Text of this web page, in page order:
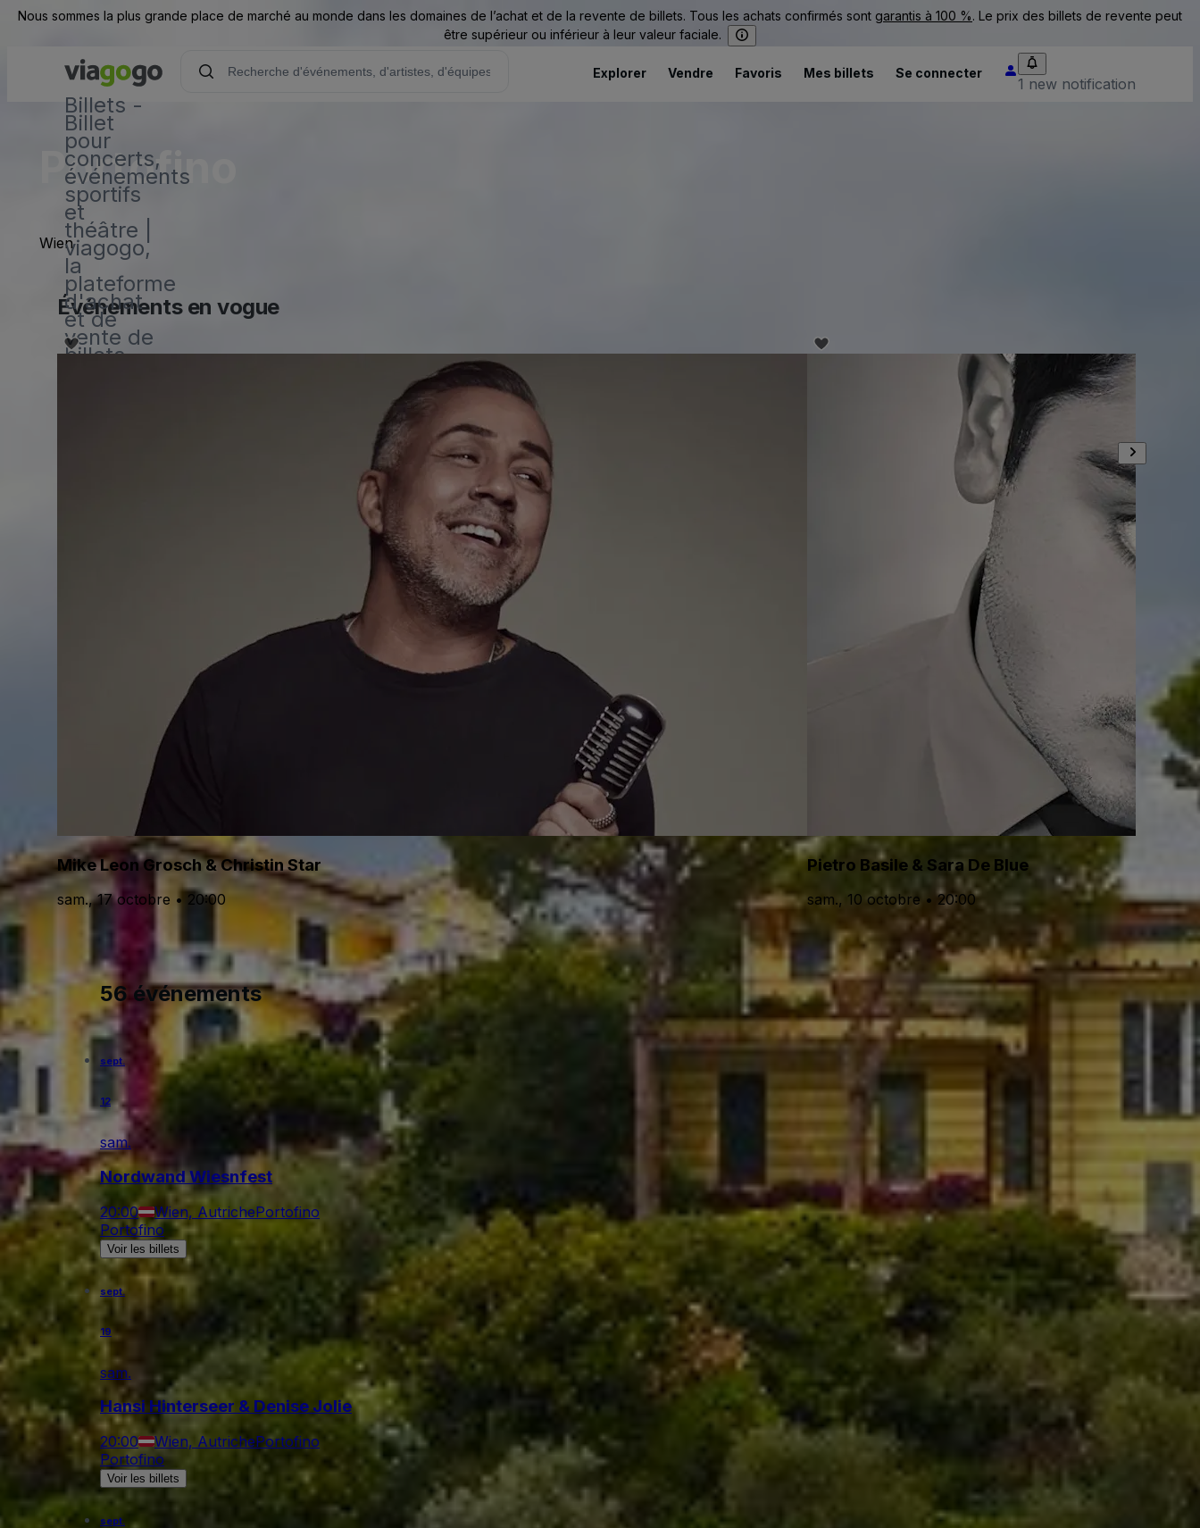
Nous sommes la plus grande place de marché au monde dans les domaines de l’achat et de la revente de billets. Tous les achats confirmés sont garantis à 100 %. Le prix des billets de revente peut
être supérieur ou inférieur à leur valeur faciale.
Billets -
Billet
pour
concerts,
événements
sportifs
et
théâtre |
viagogo,
la
plateforme
d'achat
et de
vente de
billets
Explorer Vendre Favoris Mes billets Se connecter
1 new notification
Portofino
Wien
Événements en vogue
Mike Leon Grosch & Christin Star
sam., 17 octobre • 20:00
Pietro Basile & Sara De Blue
sam., 10 octobre • 20:00
56 événements
sept.
12
sam.
Nordwand Wiesnfest
20:00 Wien, AutrichePortofino
Portofino
Voir les billets
sept.
19
sam.
Hansi Hinterseer & Denise Jolie
20:00 Wien, AutrichePortofino
Portofino
Voir les billets
sept.